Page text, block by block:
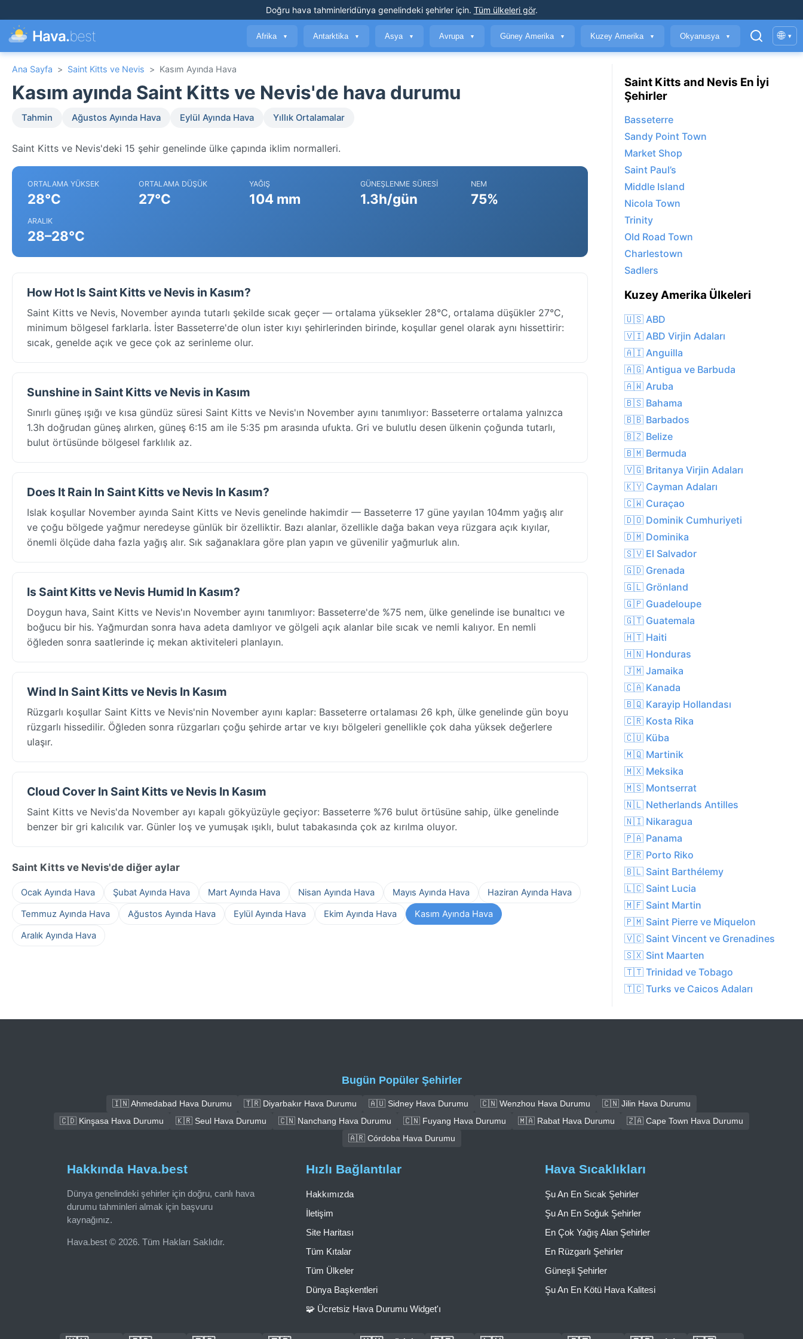
Doğru hava tahminleridünya genelindeki şehirler için. Tüm ülkeleri gör.
Hava.best Afrika ▼ Antarktika ▼ Asya ▼ Avrupa ▼ Güney Amerika ▼ Kuzey Amerika ▼ Okyanusya ▼ 🌐 ▾
Ana Sayfa > Saint Kitts ve Nevis > Kasım Ayında Hava
Kasım ayında Saint Kitts ve Nevis'de hava durumu
Tahmin Ağustos Ayında Hava Eylül Ayında Hava Yıllık Ortalamalar
Saint Kitts ve Nevis'deki 15 şehir genelinde ülke çapında iklim normalleri.
ORTALAMA YÜKSEK
28°C
ORTALAMA DÜŞÜK
27°C
YAĞIŞ
104 mm
GÜNEŞLENME SÜRESI
1.3h/gün
NEM
75%
ARALIK
28–28°C
How Hot Is Saint Kitts ve Nevis in Kasım?
Saint Kitts ve Nevis, November ayında tutarlı şekilde sıcak geçer — ortalama yüksekler 28°C, ortalama düşükler 27°C,
minimum bölgesel farklarla. İster Basseterre'de olun ister kıyı şehirlerinden birinde, koşullar genel olarak aynı hissettirir:
sıcak, genelde açık ve gece çok az serinleme olur.
Sunshine in Saint Kitts ve Nevis in Kasım
Sınırlı güneş ışığı ve kısa gündüz süresi Saint Kitts ve Nevis'ın November ayını tanımlıyor: Basseterre ortalama yalnızca
1.3h doğrudan güneş alırken, güneş 6:15 am ile 5:35 pm arasında ufukta. Gri ve bulutlu desen ülkenin çoğunda tutarlı,
bulut örtüsünde bölgesel farklılık az.
Does It Rain In Saint Kitts ve Nevis In Kasım?
Islak koşullar November ayında Saint Kitts ve Nevis genelinde hakimdir — Basseterre 17 güne yayılan 104mm yağış alır
ve çoğu bölgede yağmur neredeyse günlük bir özelliktir. Bazı alanlar, özellikle dağa bakan veya rüzgara açık kıyılar,
önemli ölçüde daha fazla yağış alır. Sık sağanaklara göre plan yapın ve güvenilir yağmurluk alın.
Is Saint Kitts ve Nevis Humid In Kasım?
Doygun hava, Saint Kitts ve Nevis'ın November ayını tanımlıyor: Basseterre'de %75 nem, ülke genelinde ise bunaltıcı ve
boğucu bir his. Yağmurdan sonra hava adeta damlıyor ve gölgeli açık alanlar bile sıcak ve nemli kalıyor. En nemli
öğleden sonra saatlerinde iç mekan aktiviteleri planlayın.
Wind In Saint Kitts ve Nevis In Kasım
Rüzgarlı koşullar Saint Kitts ve Nevis'nin November ayını kaplar: Basseterre ortalaması 26 kph, ülke genelinde gün boyu
rüzgarlı hissedilir. Öğleden sonra rüzgarları çoğu şehirde artar ve kıyı bölgeleri genellikle çok daha yüksek değerlere
ulaşır.
Cloud Cover In Saint Kitts ve Nevis In Kasım
Saint Kitts ve Nevis'da November ayı kapalı gökyüzüyle geçiyor: Basseterre %76 bulut örtüsüne sahip, ülke genelinde
benzer bir gri kalıcılık var. Günler loş ve yumuşak ışıklı, bulut tabakasında çok az kırılma oluyor.
Saint Kitts ve Nevis'de diğer aylar
Ocak Ayında Hava Şubat Ayında Hava Mart Ayında Hava Nisan Ayında Hava Mayıs Ayında Hava
Haziran Ayında Hava
Temmuz Ayında Hava
Ağustos Ayında Hava Eylül Ayında Hava Ekim Ayında Hava
Kasım Ayında Hava
Aralık Ayında Hava
Saint Kitts and Nevis En İyi
Şehirler
Basseterre
Sandy Point Town
Market Shop
Saint Paul’s
Middle Island
Nicola Town
Trinity
Old Road Town
Charlestown
Sadlers
Kuzey Amerika Ülkeleri
🇺🇸 ABD
🇻🇮 ABD Virjin Adaları
🇦🇮 Anguilla
🇦🇬 Antigua ve Barbuda
🇦🇼 Aruba
🇧🇸 Bahama
🇧🇧 Barbados
🇧🇿 Belize
🇧🇲 Bermuda
🇻🇬 Britanya Virjin Adaları
🇰🇾 Cayman Adaları
🇨🇼 Curaçao
🇩🇴 Dominik Cumhuriyeti
🇩🇲 Dominika
🇸🇻 El Salvador
🇬🇩 Grenada
🇬🇱 Grönland
🇬🇵 Guadeloupe
🇬🇹 Guatemala
🇭🇹 Haiti
🇭🇳 Honduras
🇯🇲 Jamaika
🇨🇦 Kanada
🇧🇶 Karayip Hollandası
🇨🇷 Kosta Rika
🇨🇺 Küba
🇲🇶 Martinik
🇲🇽 Meksika
🇲🇸 Montserrat
🇳🇱 Netherlands Antilles
🇳🇮 Nikaragua
🇵🇦 Panama
🇵🇷 Porto Riko
🇧🇱 Saint Barthélemy
🇱🇨 Saint Lucia
🇲🇫 Saint Martin
🇵🇲 Saint Pierre ve Miquelon
🇻🇨 Saint Vincent ve Grenadines
🇸🇽 Sint Maarten
🇹🇹 Trinidad ve Tobago
🇹🇨 Turks ve Caicos Adaları
Bugün Popüler Şehirler
🇮🇳 Ahmedabad Hava Durumu 🇹🇷 Diyarbakır Hava Durumu 🇦🇺 Sidney Hava Durumu 🇨🇳 Wenzhou Hava Durumu
🇨🇳 Jilin Hava Durumu
🇨🇩 Kinşasa Hava Durumu
🇰🇷 Seul Hava Durumu 🇨🇳 Nanchang Hava Durumu 🇨🇳 Fuyang Hava Durumu 🇲🇦 Rabat Hava Durumu
🇿🇦 Cape Town Hava Durumu
🇦🇷 Córdoba Hava Durumu
Hakkında Hava.best
Dünya genelindeki şehirler için doğru, canlı hava
durumu tahminleri almak için başvuru
kaynağınız.
Hava.best © 2026. Tüm Hakları Saklıdır.
Hızlı Bağlantılar
Hakkımızda
İletişim
Site Haritası
Tüm Kıtalar
Tüm Ülkeler
Dünya Başkentleri
🧩 Ücretsiz Hava Durumu Widget'ı
Hava Sıcaklıkları
Şu An En Sıcak Şehirler
Şu An En Soğuk Şehirler
En Çok Yağış Alan Şehirler
En Rüzgarlı Şehirler
Güneşli Şehirler
Şu An En Kötü Hava Kalitesi